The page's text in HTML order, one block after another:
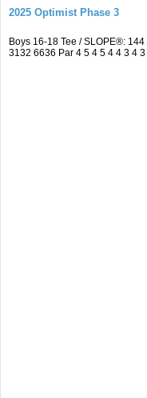
2025 Optimist Phase 3
Boys 16-18 Tee / SLOPE®:
3132 6636 Par 4 5 4 5 4 4 3 4